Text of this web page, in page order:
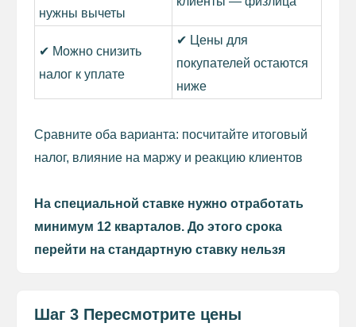
нужны вычеты
✔ Можно снизить
налог к уплате
✔ Цены для
покупателей остаются
ниже
Сравните оба варианта: посчитайте итоговый
налог, влияние на маржу и реакцию клиентов
На специальной ставке нужно отработать
минимум 12 кварталов. До этого срока
перейти на стандартную ставку нельзя
Шаг 3 Пересмотрите цены